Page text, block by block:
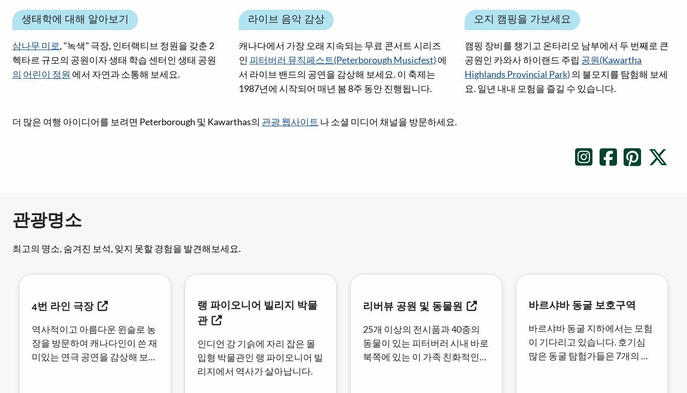
생태학에 대해 알아보기
삼나무 미로, "녹색" 극장, 인터랙티브 정원을 갖춘 2
헥타르 규모의 공원이자 생태 학습 센터인 생태 공원
의 어린이 정원 에서 자연과 소통해 보세요.
라이브 음악 감상
캐나다에서 가장 오래 지속되는 무료 콘서트 시리즈
인 피터버러 뮤직페스트(Peterborough Musicfest) 에
서 라이브 밴드의 공연을 감상해 보세요. 이 축제는
1987년에 시작되어 매년 봄 8주 동안 진행됩니다.
오지 캠핑을 가보세요
캠핑 장비를 챙기고 온타리오 남부에서 두 번째로 큰
공원인 카와사 하이랜드 주립 공원(Kawartha
Highlands Provincial Park) 의 불모지를 탐험해 보세
요. 일년 내내 모험을 즐길 수 있습니다.
소셜 미디어 링크
더 많은 여행 아이디어를 보려면 Peterborough 및 Kawarthas의 관광 웹사이트 나 소셜 미디어 채널을 방문하세요.
관광명소
최고의 명소, 숨겨진 보석, 잊지 못할 경험을 발견해보세요.
4번 라인 극장
역사적이고 아름다운 윈슬로 농
장을 방문하여 캐나다인이 쓴 재
미있는 연극 공연을 감상해 보세
랭 파이오니어 빌리지 박물
관
인디언 강 기슭에 자리 잡은 몰
입형 박물관인 랭 파이오니어 빌
리지에서 역사가 살아납니다.
리버뷰 공원 및 동물원
25개 이상의 전시품과 40종의
동물이 있는 피터버러 시내 바로
북쪽에 있는 이 가족 친화적인
바르샤바 동굴 보호구역
바르샤바 동굴 지하에서는 모험
이 기다리고 있습니다. 호기심
많은 동굴 탐험가들은 7개의 석